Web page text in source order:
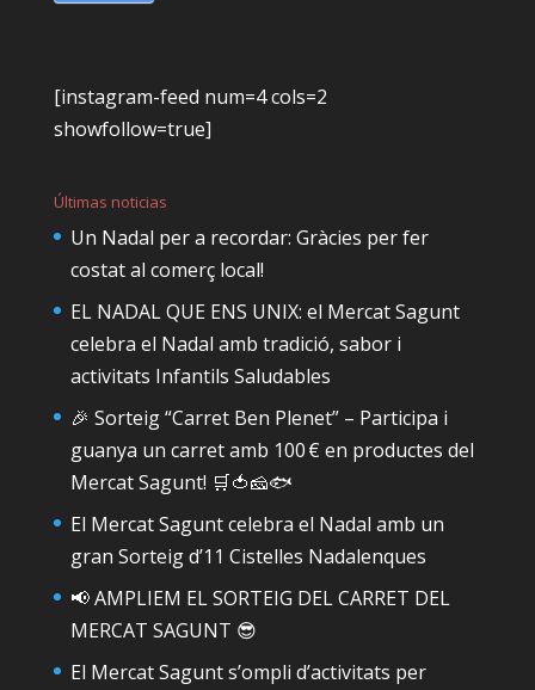
[instagram-feed num=4 cols=2
showfollow=true]
Últimas noticias
Un Nadal per a recordar: Gràcies per fer
costat al comerç local!
EL NADAL QUE ENS UNIX: el Mercat Sagunt
celebra el Nadal amb tradició, sabor i
activitats Infantils Saludables
🎉 Sorteig “Carret Ben Plenet” – Participa i
guanya un carret amb 100 € en productes del
Mercat Sagunt! 🛒🍅🧀🐟
El Mercat Sagunt celebra el Nadal amb un
gran Sorteig d’11 Cistelles Nadalenques
📢 AMPLIEM EL SORTEIG DEL CARRET DEL
MERCAT SAGUNT 😎
El Mercat Sagunt s’ompli d’activitats per